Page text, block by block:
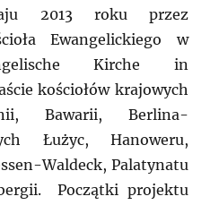
2013 roku przez
Ewangelickiego w
Kirche in
kościołów krajowych
Bawarii, Berlina-
Łużyc, Hanoweru,
Waldeck, Palatynatu
Początki projektu